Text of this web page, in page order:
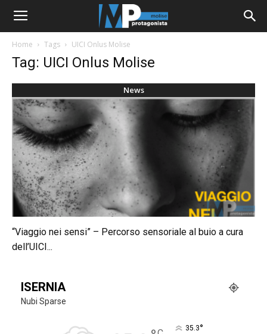
Home Tags UICI Onlus Molise
Tag: UICI Onlus Molise
News
“Viaggio nei sensi” – Percorso sensoriale al buio a cura
dell’UICI...
ISERNIA
Nubi Sparse
35.3°